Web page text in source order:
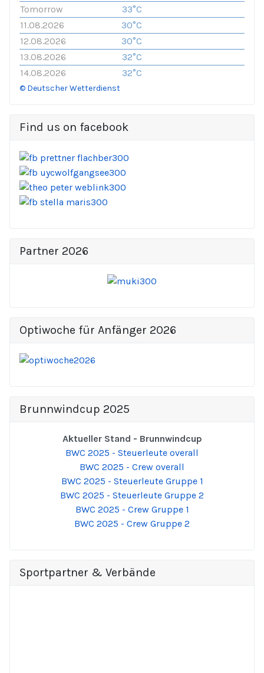
Tomorrow
33°C
11.08.2026
30°C
12.08.2026
30°C
13.08.2026
32°C
14.08.2026
32°C
© Deutscher Wetterdienst
Find us on facebook
Partner 2026
Optiwoche für Anfänger 2026
Brunnwindcup 2025
Aktueller Stand - Brunnwindcup
BWC 2025 - Steuerleute overall
BWC 2025 - Crew overall
BWC 2025 - Steuerleute Gruppe 1
BWC 2025 - Steuerleute Gruppe 2
BWC 2025 - Crew Gruppe 1
BWC 2025 - Crew Gruppe 2
Sportpartner & Verbände